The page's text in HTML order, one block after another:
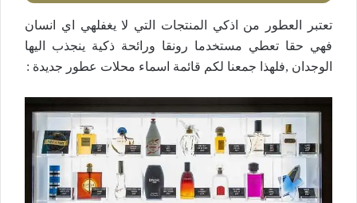
تعتبر العطور من اذكي المنتجات التي لا يغفلهي اي انسان
فهي حقا تعطي مستخدما رونقا ورائحة ذكية ينجذب اليها
الوجدان ,فلهذا جمعنا لكم قائمة اسماء محلات عطور جديدة :